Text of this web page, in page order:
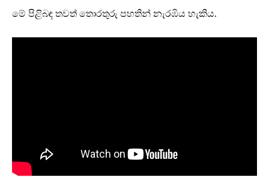
මේ පිළිබඳ තවත් තොරතුරු පහතින් නැරඹිය හැකිය.